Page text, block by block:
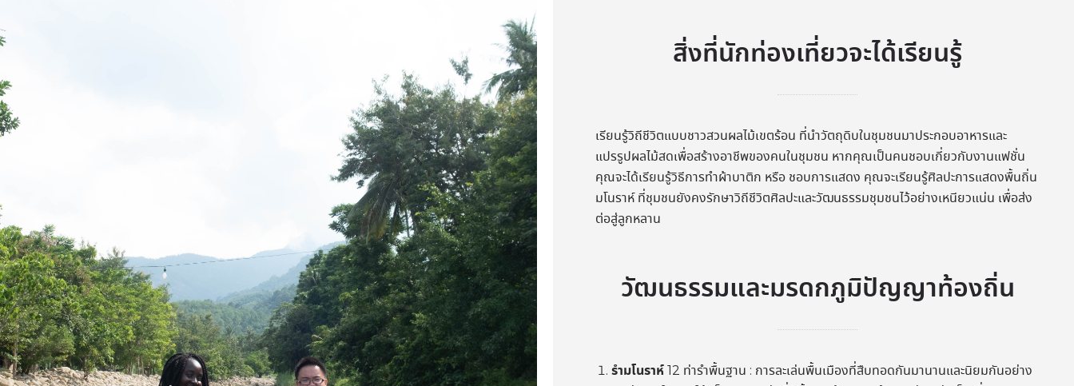
สิ่งที่นักท่องเที่ยวจะได้เรียนรู้
เรียนรู้วิถีชีวิตแบบชาวสวนผลไม้เขตร้อน ที่นำวัตถุดิบในชุมชนมาประกอบอาหารและ
แปรรูปผลไม้สดเพื่อสร้างอาชีพของคนในชุมชน หากคุณเป็นคนชอบเกี่ยวกับงานแฟชั่น
คุณจะได้เรียนรู้วิธีการทำผ้าบาติก หรือ ชอบการแสดง คุณจะเรียนรู้ศิลปะการแสดงพื้นถิ่น
มโนราห์ ที่ชุมชนยังคงรักษาวิถีชีวิตศิลปะและวัฒนธรรมชุมชนไว้อย่างเหนียวแน่น เพื่อส่ง
ต่อสู่ลูกหลาน
วัฒนธรรมและมรดกภูมิปัญญาท้องถิ่น
รำมโนราห์12 ท่ารำพื้นฐาน : การละเล่นพื้นเมืองที่สืบทอดกันมานานและนิยมกันอย่าง